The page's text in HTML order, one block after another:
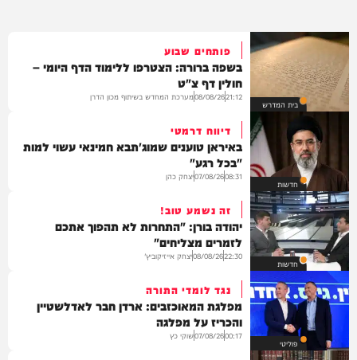
בית המדרש
פותחים שבוע
בשפה ברורה: הצטרפו ללימוד הדף היומי –
חולין דף צ"ט
21:12
08/08/26מערכת המחדש בשיתוף מכון הדרן
חדשות
דיווח דרמטי
באיראן טוענים שמוג'תבא חמינאי עשוי למות
"בכל רגע"
08:31
07/08/26יצחק כהן
חדשות
זה נשמע טוב!
יהודה בורן: "התחרות לא תהפוך אתכם
לזמרים מצליחים"
22:30
08/08/26יצחק אייזיקוביץ'
פוליטי
נגד לומדי התורה
מפלגת המאוכזבים: ארדן חבר לאדלשטיין
והכריז על מפלגה
00:17
07/08/26שוקי כץ